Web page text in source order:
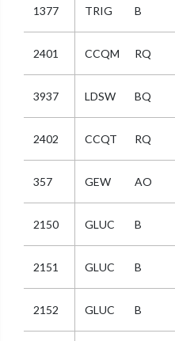
1377 TRIG B
2401 CCQM RQ
3937 LDSW BQ
2402 CCQT RQ
357 GEW AO
2150 GLUC B
2151 GLUC B
2152 GLUC B